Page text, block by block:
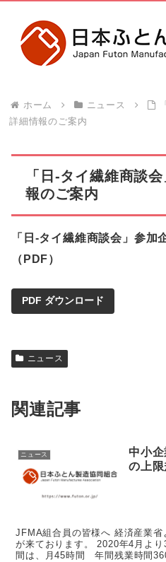
ホーム ニュース
詳細情報のご案内
「日-タイ繊維商談
報のご案内
「日-タイ繊維商談会」参加
（PDF）
PDF ダウンロード
ニュース
関連記事
ニュース
中小
の上
JFMA組合員の皆様へ 経済産業省より助成金の利用について案内
が来ております。 2020年4月よ
間は、月45時間 年間残業時間